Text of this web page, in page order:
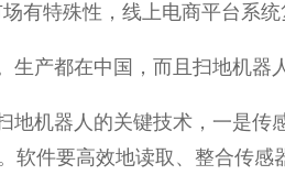
有特殊性，线上电商平台系
生产都在中国，而且扫地机
地机器人的关键技术，一是
件要高效地读取、整合传